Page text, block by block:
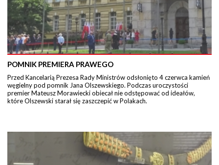
POMNIK PREMIERA PRAWEGO
Przed Kancelarią Prezesa Rady Ministrów odsłonięto 4 czerwca kamień
węgielny pod pomnik Jana Olszewskiego. Podczas uroczystości
premier Mateusz Morawiecki obiecał nie odstępować od ideałów,
które Olszewski starał się zaszczepić w Polakach.